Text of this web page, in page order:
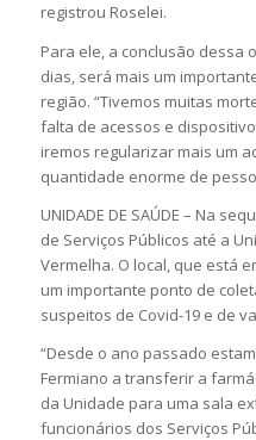
registrou Roselei.
Para ele, a conclusão dessa
dias, será mais um
região. “Tivemos muitas
falta de acessos e
iremos regularizar mais um
quantidade enorme de
UNIDADE DE SAÚDE – Na
de Serviços Públicos até a
Vermelha. O local, que está
um importante ponto de
suspeitos de Covid-19 e de
“Desde o ano passado
Fermiano a transferir a
da Unidade para uma sala
funcionários dos Serviços